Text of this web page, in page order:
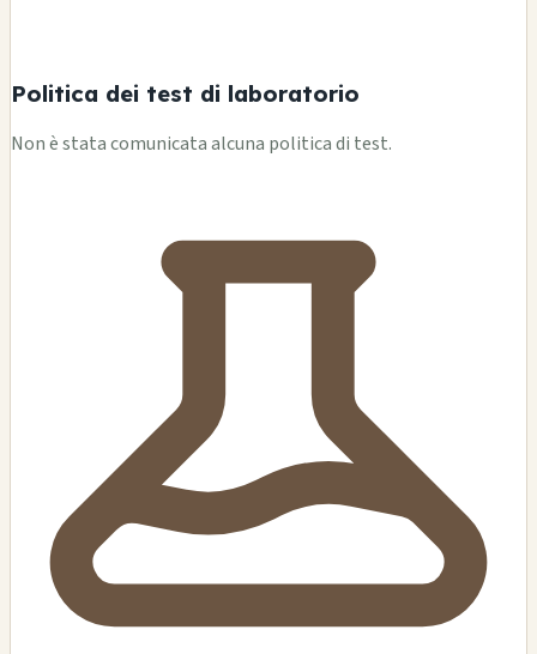
Politica dei test di laboratorio
Non è stata comunicata alcuna politica di test.